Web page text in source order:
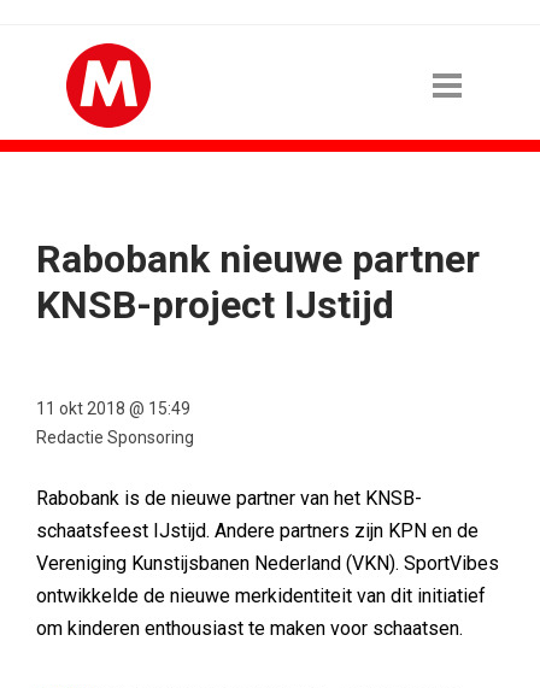
Rabobank nieuwe partner
KNSB-project IJstijd
11 okt 2018 @ 15:49
Redactie Sponsoring
Rabobank is de nieuwe partner van het KNSB-
schaatsfeest IJstijd. Andere partners zijn KPN en de
Vereniging Kunstijsbanen Nederland (VKN). SportVibes
ontwikkelde de nieuwe merkidentiteit van dit initiatief
om kinderen enthousiast te maken voor schaatsen.